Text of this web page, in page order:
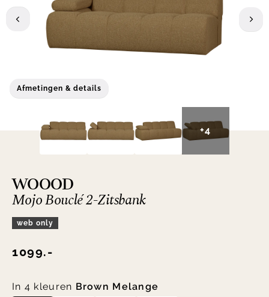
Afmetingen & details
+4
WOOOD
Mojo Bouclé 2-Zitsbank
web only
1099.-
In 4 kleuren Brown Melange